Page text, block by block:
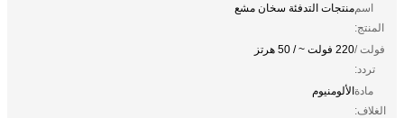
اسم
المنتج:
منتجات التدفئة سخان مشع
فولت /
تردد:
220 فولت ~ / 50 هرتز
مادة
الغلاف:
الألومنيوم